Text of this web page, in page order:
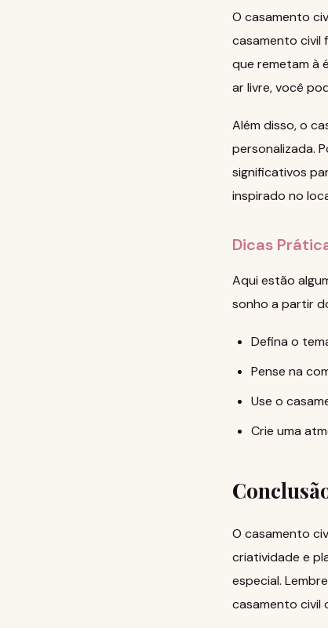
O casamento
casamento civil
que remetam à
ar livre, você
Além disso, o
personalizada.
significativos
inspirado no
Dicas
Aqui estão
sonho a partir
Defina o
Pense na
Use o
Crie uma
O casamento
criatividade e
especial.
casamento civil